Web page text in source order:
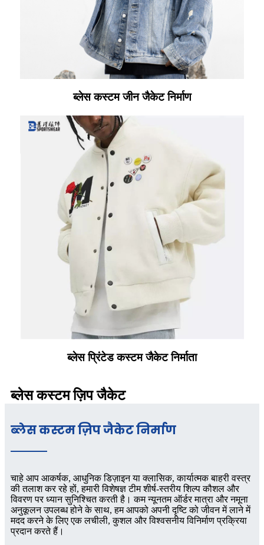
ब्लेस कस्टम जीन जैकेट निर्माण
ब्लेस प्रिंटेड कस्टम जैकेट निर्माता
ब्लेस कस्टम ज़िप जैकेट
ब्लेस कस्टम ज़िप जैकेट निर्माण
चाहे आप आकर्षक, आधुनिक डिज़ाइन या क्लासिक, कार्यात्मक बाहरी वस्त्र
की तलाश कर रहे हों, हमारी विशेषज्ञ टीम शीर्ष-स्तरीय शिल्प कौशल और
विवरण पर ध्यान सुनिश्चित करती है। कम न्यूनतम ऑर्डर मात्रा और नमूना
अनुकूलन उपलब्ध होने के साथ, हम आपको अपनी दृष्टि को जीवन में लाने में
मदद करने के लिए एक लचीली, कुशल और विश्वसनीय विनिर्माण प्रक्रिया
प्रदान करते हैं।